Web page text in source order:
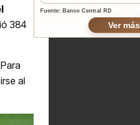
384
al
Fuente: Banco Central RD
Ver más